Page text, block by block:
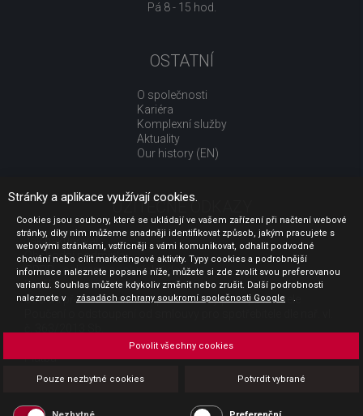
Pá 8 - 15 hod.
OSTATNÍ
O společnosti
Kariéra
Komplexní služby
Aktuality
Our history (EN)
UŽITEČNÉ ODKAZY
Jak nakupovat
Obchodní podmínky
GDPR - ochrana osobních údajů
Profil zadavatele
Sdělení před uzavřením kupní smlouvy pro spotřebitele
Platba
Povinná publicita
Stránky a aplikace využívají cookies.
Cookies jsou soubory, které se ukládají ve vašem zařízení při načtení webové
stránky, díky nim můžeme snadněji identifikovat způsob, jakým pracujete s
webovými stránkami, vstřícněji s vámi komunikovat, odhalit podvodné
chování nebo cílit marketingové aktivity. Typy cookies a podrobnější
informace naleznete popsané níže, můžete si zde zvolit svou preferovanou
variantu. Souhlas můžete kdykoliv změnit nebo zrušit. Další podrobnosti
naleznete v
zásadách ochrany soukromí společnosti Google .
Pouze nezbytné cookies Potvrdit vybrané
Povolit všechny cookies